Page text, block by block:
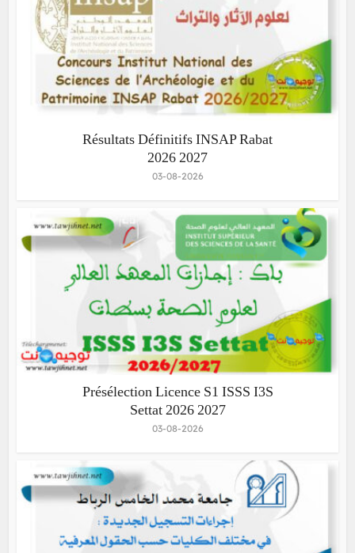
Résultats Définitifs INSAP Rabat
2026 2027
03-08-2026
Présélection Licence S1 ISSS I3S
Settat 2026 2027
03-08-2026